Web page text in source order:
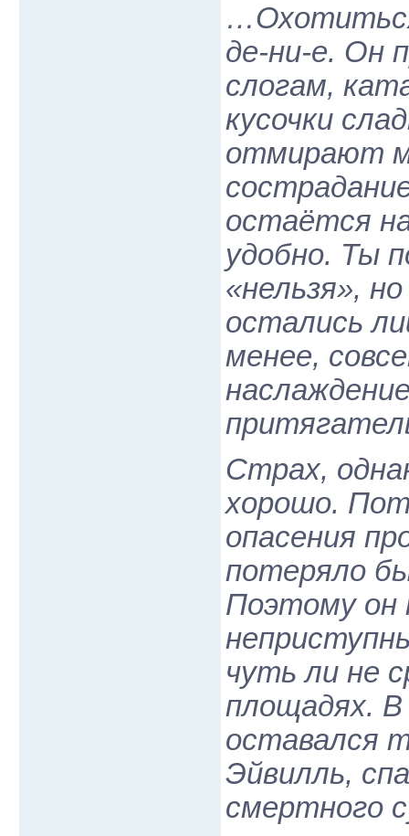
де-ни-е. Он
слогам,
кусочки
отмирают
остаётся
удобно. Ты
«нельзя»,
остались
менее,
Страх,
хорошо.
опасения
потеряло
Поэтому он
чуть ли не
площадях. В
оставался
Эйвилль,
смертного